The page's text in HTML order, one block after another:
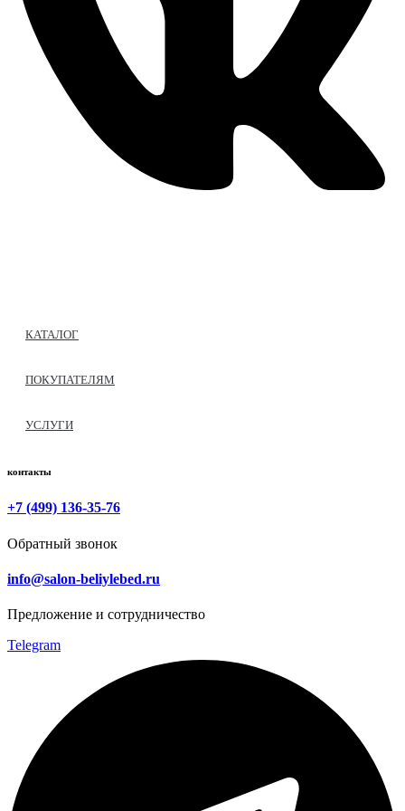
КАТАЛОГ
ПОКУПАТЕЛЯМ
УСЛУГИ
контакты
+7 (499) 136-35-76
Обратный звонок
info@salon-beliylebed.ru
Предложение и сотрудничество
Telegram